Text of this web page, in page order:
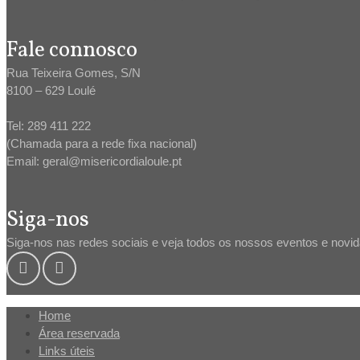
Fale connosco
Rua Teixeira Gomes, S/N
8100 – 629 Loulé
Tel: 289 411 222
(Chamada para a rede fixa nacional)
Email: geral@misericordialoule.pt
Siga-nos
Siga-nos nas redes sociais e veja todos os nossos eventos e
Home
Área reservada
Links úteis